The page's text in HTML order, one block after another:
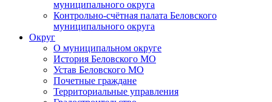
муниципального округа
Контрольно-счётная палата Беловского
муниципального округа
Округ
О муниципальном округе
История Беловского МО
Устав Беловского МО
Почетные граждане
Территориальные управления